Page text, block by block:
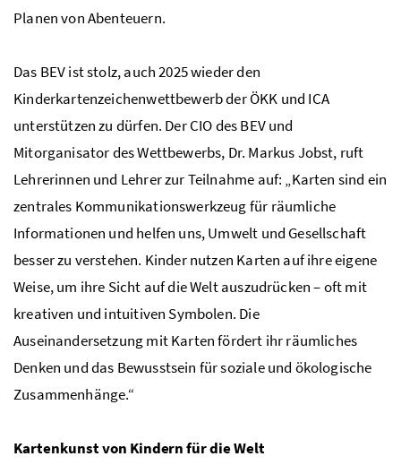
Planen von Abenteuern.
Das BEV ist stolz, auch 2025 wieder den
Kinderkartenzeichenwettbewerb der ÖKK und ICA
unterstützen zu dürfen. Der CIO des BEV und
Mitorganisator des Wettbewerbs, Dr. Markus Jobst, ruft
Lehrerinnen und Lehrer zur Teilnahme auf: „Karten sind ein
zentrales Kommunikationswerkzeug für räumliche
Informationen und helfen uns, Umwelt und Gesellschaft
besser zu verstehen. Kinder nutzen Karten auf ihre eigene
Weise, um ihre Sicht auf die Welt auszudrücken – oft mit
kreativen und intuitiven Symbolen. Die
Auseinandersetzung mit Karten fördert ihr räumliches
Denken und das Bewusstsein für soziale und ökologische
Zusammenhänge.“
Kartenkunst von Kindern für die Welt